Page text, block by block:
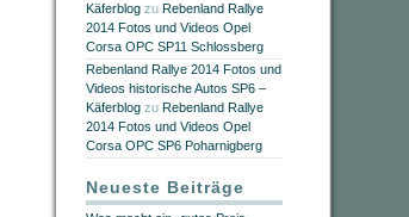
Käferblog zu Rebenland Rallye
2014 Fotos und Videos Opel
Corsa OPC SP11 Schlossberg
Rebenland Rallye 2014 Fotos und
Videos historische Autos SP6 –
Käferblog zu Rebenland Rallye
2014 Fotos und Videos Opel
Corsa OPC SP6 Poharnigberg
Neueste Beiträge